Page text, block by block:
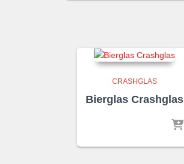
CRASHGLAS
Bierglas Crashglas